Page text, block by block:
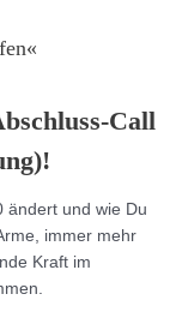
Call
ändert und wie Du
immer mehr
Kraft im